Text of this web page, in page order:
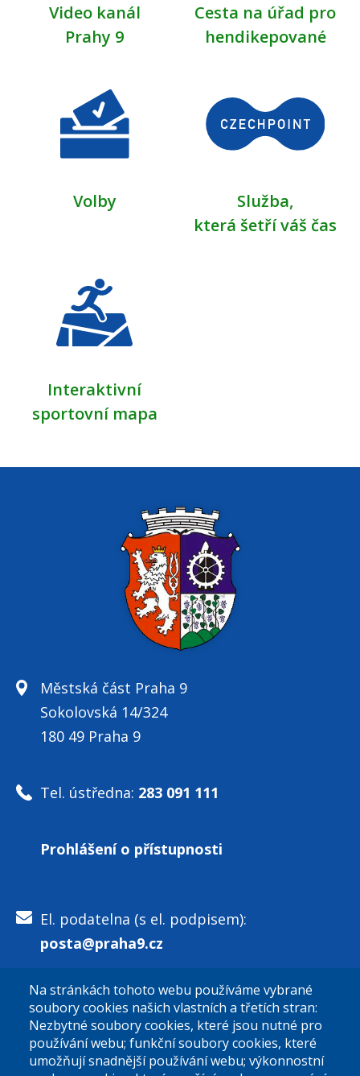
Video kanál
Prahy 9
Cesta na úřad pro
hendikepované
Volby
Služba,
která šetří váš čas
Interaktivní
sportovní mapa
Městská část Praha 9
Sokolovská 14/324
180 49 Praha 9
Tel. ústředna: 283 091 111
Prohlášení o přístupnosti
El. podatelna (s el. podpisem):
posta@praha9.cz
El. podatelna (bez el. podpisu):
podatelna@praha9.cz
Na stránkách tohoto webu používáme vybrané
soubory cookies našich vlastních a třetích stran:
Nezbytné soubory cookies, které jsou nutné pro
používání webu; funkční soubory cookies, které
umožňují snadnější používání webu; výkonnostní